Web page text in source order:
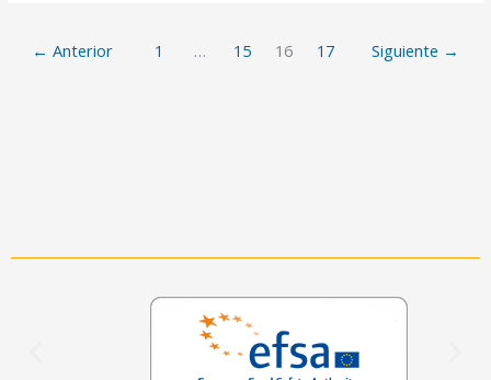
← Anterior 1 … 15 16 17 Siguiente →